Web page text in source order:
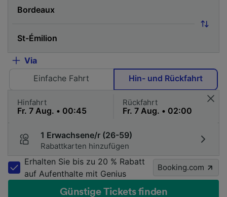
Via
Einfache Fahrt
Hin- und Rückfahrt
Hinfahrt Rückfahrt
1 Erwachsene/r (26-59)
Rabattkarten hinzufügen
Erhalten Sie bis zu 20 % Rabatt
auf Aufenthalte mit Genius
Booking.com
Günstige Tickets finden